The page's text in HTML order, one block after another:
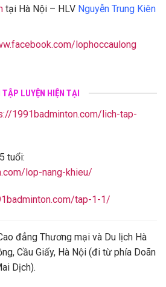
tại Hà Nội – HLV Nguyễn Trung Kiên
lophoccaulong
TẬP LUYỆN HIỆN TẠI
1991badminton.com/lich-tap-
tuổi:
lop-nang-khieu/
tap-1-1/
đẳng Thương mại và Du lịch Hà
Cầu Giấy, Hà Nội (đi từ phía Doãn
Dịch).